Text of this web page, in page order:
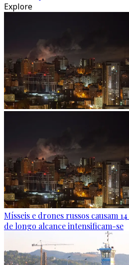
Explore
Mísseis e drones russos causam
de longo alcance intensificam-se